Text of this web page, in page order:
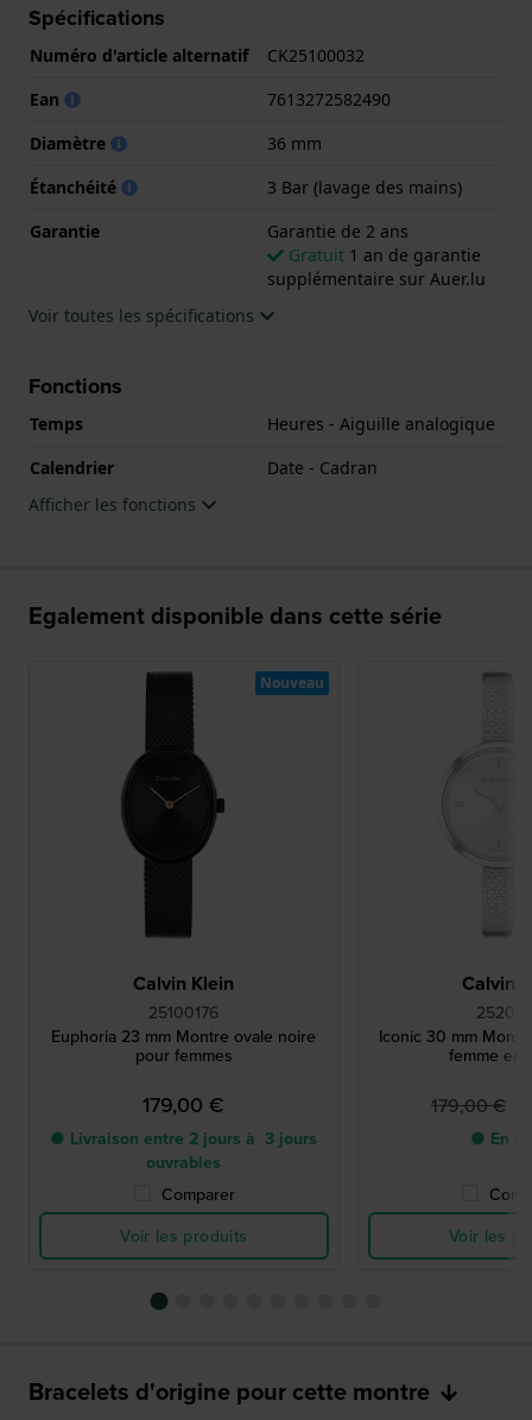
Spécifications
Numéro d'article alternatif
CK25100032
Ean
7613272582490
Diamètre
36 mm
Étanchéité
3 Bar (lavage des mains)
Garantie
Garantie de 2 ans
Gratuit 1 an de garantie
supplémentaire sur Auer.lu
Voir toutes les spécifications
Fonctions
Temps
Heures - Aiguille analogique
Calendrier
Date - Cadran
Afficher les fonctions
Egalement disponible dans cette série
Calvin Klein
25100176
Euphoria 23 mm Montre ovale noire
pour femmes
179,00 €
● Livraison entre 2 jours à 3 jours
ouvrables
Comparer
Voir les produits
Nouveau
Calvin
Iconic 30 mm
femme en
179,00 €
● En
Voir les
Bracelets d'origine pour cette montre